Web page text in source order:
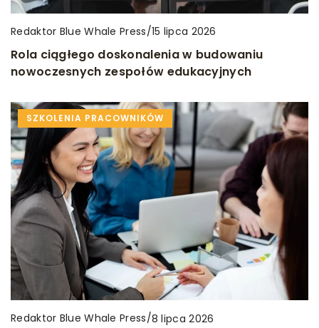
Redaktor Blue Whale Press/15 lipca 2026
Rola ciągłego doskonalenia w budowaniu
nowoczesnych zespołów edukacyjnych
SZKOLENIA PRACOWNIKÓW
Redaktor Blue Whale Press/8 lipca 2026